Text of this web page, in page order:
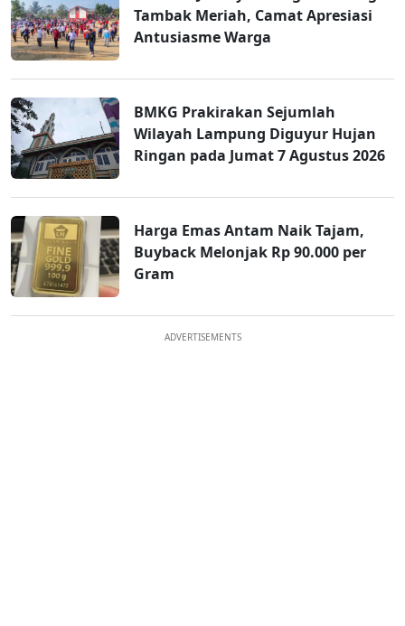
Tambak Meriah, Camat Apresiasi
Antusiasme Warga
BMKG Prakirakan Sejumlah
Wilayah Lampung Diguyur Hujan
Ringan pada Jumat 7 Agustus 2026
Harga Emas Antam Naik Tajam,
Buyback Melonjak Rp 90.000 per
Gram
ADVERTISEMENTS